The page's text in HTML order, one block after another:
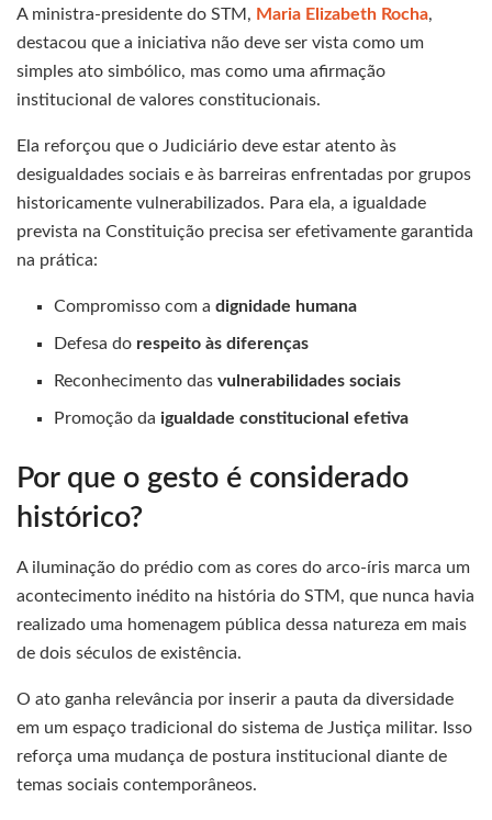
A ministra-presidente do STM, Maria Elizabeth Rocha,
destacou que a iniciativa não deve ser vista como um
simples ato simbólico, mas como uma afirmação
institucional de valores constitucionais.
Ela reforçou que o Judiciário deve estar atento às
desigualdades sociais e às barreiras enfrentadas por grupos
historicamente vulnerabilizados. Para ela, a igualdade
prevista na Constituição precisa ser efetivamente garantida
na prática:
Compromisso com adignidade humana
Defesa do respeito às diferenças
Reconhecimento dasvulnerabilidades sociais
Promoção da igualdade constitucional efetiva
Por que o gesto é considerado
histórico?
A iluminação do prédio com as cores do arco-íris marca um
acontecimento inédito na história do STM, que nunca havia
realizado uma homenagem pública dessa natureza em mais
de dois séculos de existência.
O ato ganha relevância por inserir a pauta da diversidade
em um espaço tradicional do sistema de Justiça militar. Isso
reforça uma mudança de postura institucional diante de
temas sociais contemporâneos.